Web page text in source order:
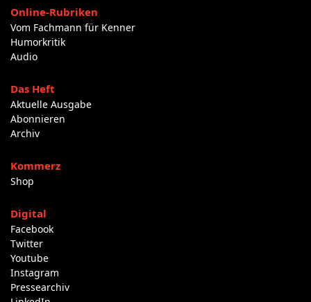
Online-Rubriken
Vom Fachmann für Kenner
Humorkritik
Audio
Das Heft
Aktuelle Ausgabe
Abonnieren
Archiv
Kommerz
Shop
Digital
Facebook
Twitter
Youtube
Instagram
Pressearchiv